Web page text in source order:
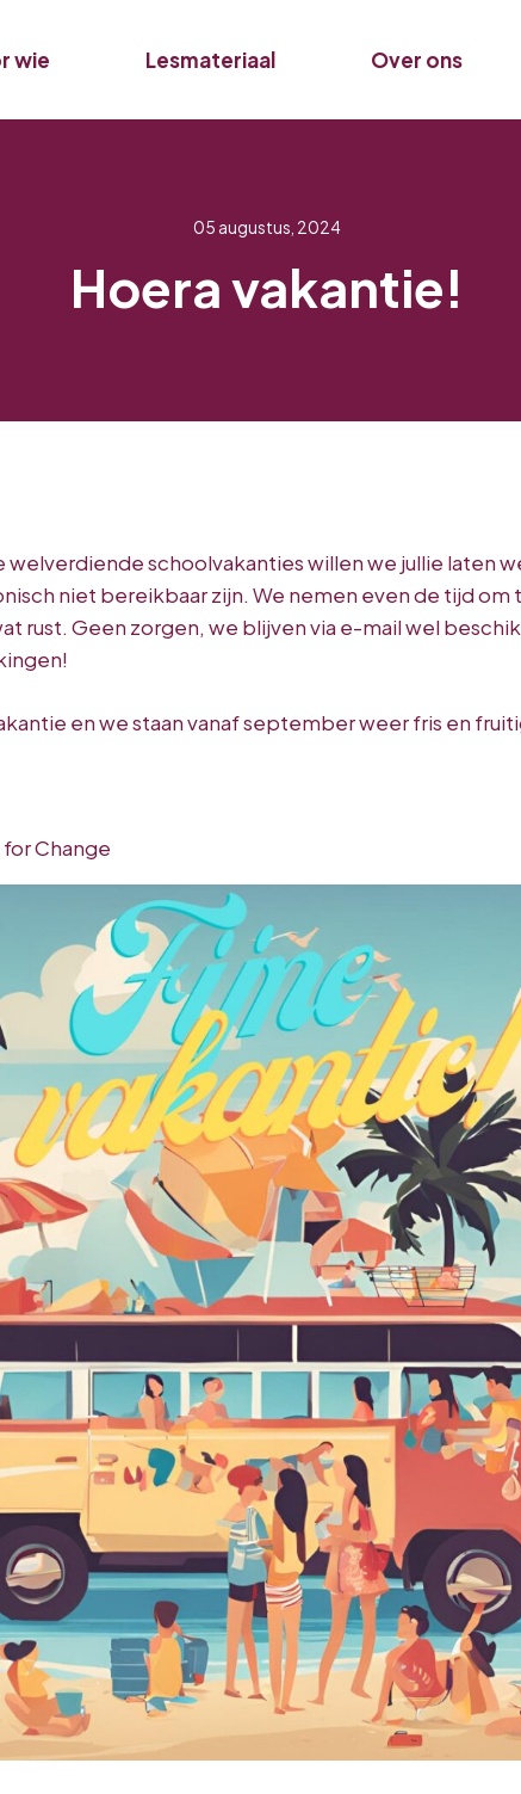
wie Lesmateriaal Over ons
05 augustus, 2024
Hoera vakantie!
welverdiende schoolvakanties willen we jullie laten
niet bereikbaar zijn. We nemen even de tijd om
rust. Geen zorgen, we blijven via e-mail wel
en we staan vanaf september weer fris en
Change